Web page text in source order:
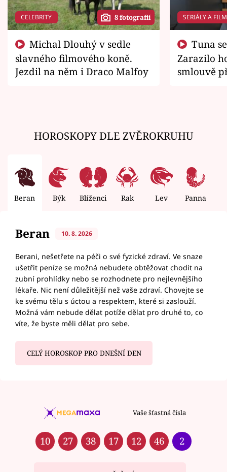
CELEBRITY 8 fotografií
slavného filmového koně.
Jezdil na něm i Draco Malfoy
SERIÁLY A
Zarazilo
smlouvě
HOROSKOPY DLE ZVĚROKRUHU
Beran Býk Blíženci Rak Lev Panna
Beran 10. 8. 2026
Berani, nešetřete na péči o své fyzické zdraví. Ve snaze
ušetřit peníze se možná nebudete obtěžovat chodit na
zubní prohlídky nebo se rozhodnete pro nejlevnějšího
lékaře. Nic není důležitější než vaše zdraví. Chovejte se
ke svému tělu s úctou a respektem, které si zaslouží.
Možná vám nebude dělat potíže dělat pro druhé to, co
víte, že byste měli dělat pro sebe.
CELÝ HOROSKOP PRO DNEŠNÍ DEN
Vaše šťastná čísla
10 27 38 17 12 46 2